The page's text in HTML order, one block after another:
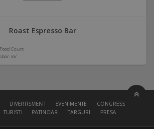
Roast Espresso Bar
Court
DIVERTISMENT EVENIMENTE
CONGRESS HALL
TURISTI PATINOAR TARGURI PRESA